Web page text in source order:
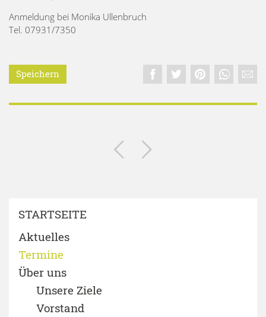
Anmeldung bei Monika Ullenbruch
Tel. 07931/7350
Speichern
STARTSEITE
Aktuelles
Termine
Über uns
Unsere Ziele
Vorstand